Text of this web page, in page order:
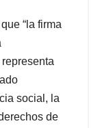
“la firma
social, la
de